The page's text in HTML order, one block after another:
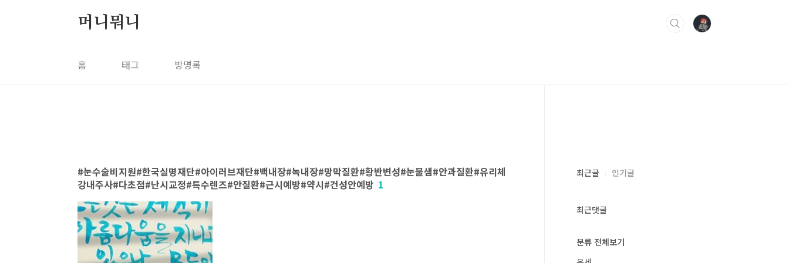
머니뭐니
홈 태그 방명록
눈수술비지원#한국실명재단#아이러브재단#백내장#녹내장#망막질환#황반변성#눈물샘#안과질환#유리체
강내주사#다초점#난시교정#특수렌즈#안질환#근시예방#약시#건성안예방 1
최근글 인기글
최근댓글
분류 전체보기